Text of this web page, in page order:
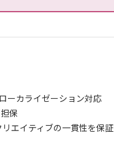
ーカライゼーション対応
保
エイティブの一貫性を保証